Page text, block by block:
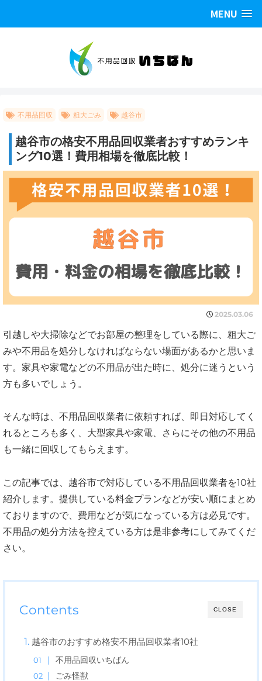
MENU
不用品回収 粗大ごみ 越谷市
越谷市の格安不用品回収業者おすすめランキ
ング10選！費用相場を徹底比較！
2025.03.06
引越しや大掃除などでお部屋の整理をしている際に、粗大ご
みや不用品を処分しなければならない場面があるかと思いま
す。家具や家電などの不用品が出た時に、処分に迷うという
方も多いでしょう。
そんな時は、不用品回収業者に依頼すれば、即日対応してく
れるところも多く、大型家具や家電、さらにその他の不用品
も一緒に回収してもらえます。
この記事では、越谷市で対応している不用品回収業者を10社
紹介します。提供している料金プランなどが安い順にまとめ
ておりますので、費用などが気になっている方は必見です。
不用品の処分方法を控えている方は是非参考にしてみてくだ
さい。
CLOSE
Contents
越谷市のおすすめ格安不用品回収業者10社
不用品回収いちばん
ごみ怪獣